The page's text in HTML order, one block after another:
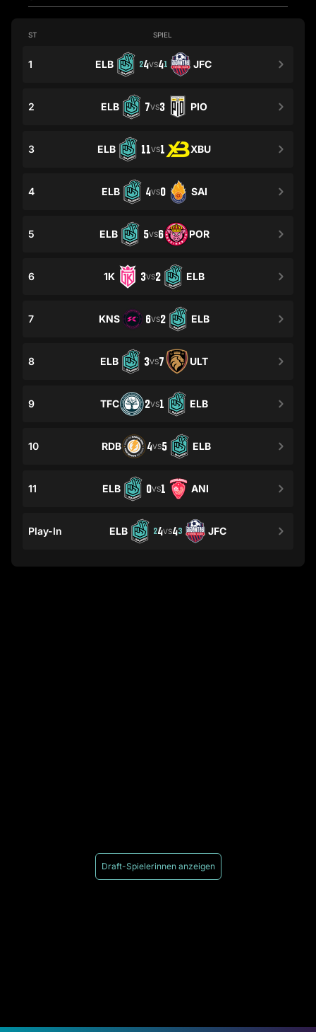
ST SPIEL
1 ELB 24VS41 JFC
2 ELB 7VS3 PIO
3 ELB 11VS1 XBU
4 ELB 4VS0 SAI
5 ELB 5VS6 POR
6 1K 3VS2 ELB
7 KNS 6VS2 ELB
8 ELB 3VS7 ULT
9 TFC 2VS1 ELB
10 RDB 4VS5 ELB
11 ELB 0VS1 ANI
Play-In ELB 24VS43 JFC
Draft-Spielerinnen anzeigen